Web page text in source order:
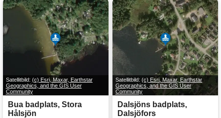
Satellitbild: (c) Esri, Maxar, Earthstar
Geographics, and the GIS User
Community
Bua badplats, Stora
Hålsjön
Satellitbild: (c) Esri, Maxar, Earthstar
Geographics, and the GIS User
Community
Dalsjöns badplats,
Dalsjöfors